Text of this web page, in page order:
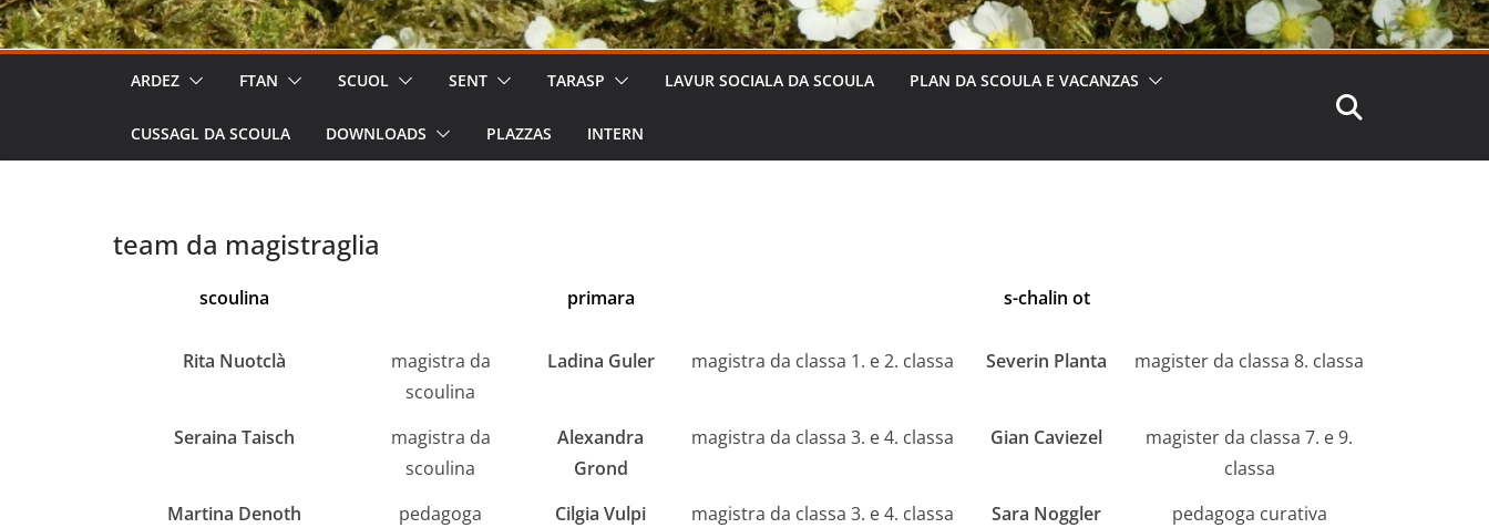
ARDEZ FTAN SCUOL SENT TARASP LAVUR SOCIALA DA SCOULA PLAN DA SCOULA E VACANZAS
CUSSAGL DA SCOULA DOWNLOADS PLAZZAS INTERN
team da magistraglia
scoulina primara s-chalin ot
Rita Nuotclà
magistra da
scoulina
Ladina Guler magistra da classa 1. e 2. classa Severin Planta magister da classa 8. classa
Seraina Taisch
magistra da
scoulina
Alexandra
Grond
magistra da classa 3. e 4. classa Gian Caviezel
magister da classa 7. e 9.
classa
Martina Denoth
pedagoga
Cilgia Vulpi magistra da classa 3. e 4. classa Sara Noggler pedagoga curativa